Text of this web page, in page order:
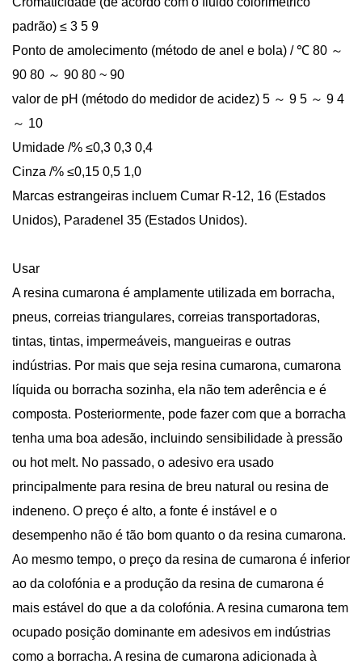
padrão) ≤ 3 5 9
Ponto de amolecimento (método de anel e bola) / ℃ 80 ～
90 80 ～ 90 80 ~ 90
valor de pH (método do medidor de acidez) 5 ～ 9 5 ～ 9 4
～ 10
Umidade /% ≤0,3 0,3 0,4
Cinza /% ≤0,15 0,5 1,0
Marcas estrangeiras incluem Cumar R-12, 16 (Estados
Unidos), Paradenel 35 (Estados Unidos).
Usar
A resina cumarona é amplamente utilizada em borracha,
pneus, correias triangulares, correias transportadoras,
tintas, tintas, impermeáveis, mangueiras e outras
indústrias. Por mais que seja resina cumarona, cumarona
líquida ou borracha sozinha, ela não tem aderência e é
composta. Posteriormente, pode fazer com que a borracha
tenha uma boa adesão, incluindo sensibilidade à pressão
ou hot melt. No passado, o adesivo era usado
principalmente para resina de breu natural ou resina de
indeneno. O preço é alto, a fonte é instável e o
desempenho não é tão bom quanto o da resina cumarona.
Ao mesmo tempo, o preço da resina de cumarona é inferior
ao da colofónia e a produção da resina de cumarona é
mais estável do que a da colofónia. A resina cumarona tem
ocupado posição dominante em adesivos em indústrias
como a borracha. A resina de cumarona adicionada à